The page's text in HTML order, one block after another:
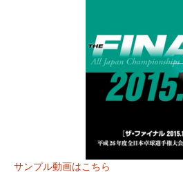
サンプル動画はこちら